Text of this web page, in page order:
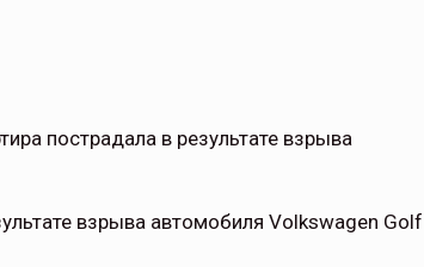
пострадала в результате взрыва
взрыва автомобиля Volkswagen Golf